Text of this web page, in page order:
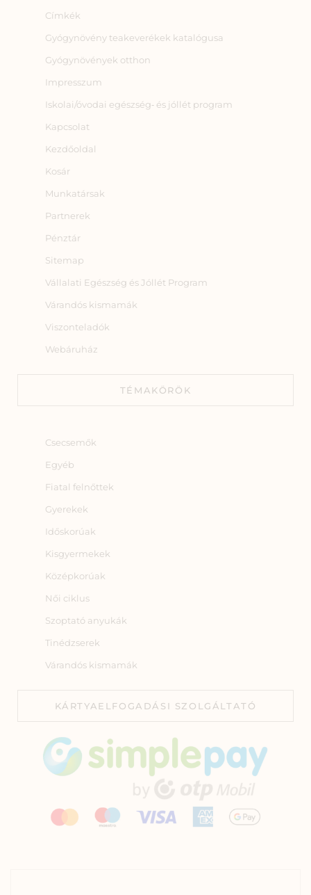
Címkék
Gyógynövény teakeverékek katalógusa
Gyógynövények otthon
Impresszum
Iskolai/óvodai egészség‑ és jóllét program
Kapcsolat
Kezdőoldal
Kosár
Munkatársak
Partnerek
Pénztár
Sitemap
Vállalati Egészség és Jóllét Program
Várandós kismamák
Viszonteladók
Webáruház
TÉMAKÖRÖK
Csecsemők
Egyéb
Fiatal felnőttek
Gyerekek
Időskorúak
Kisgyermekek
Középkorúak
Női ciklus
Szoptató anyukák
Tinédzserek
Várandós kismamák
KÁRTYAELFOGADÁSI SZOLGÁLTATÓ